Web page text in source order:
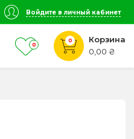
Войдите в личный кабинет
0
0
Корзина
0,00 ₴